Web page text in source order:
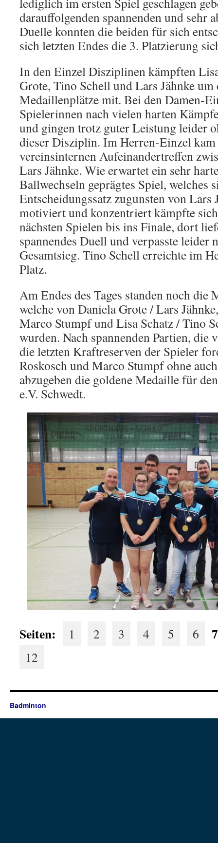
darauffolgenden spannenden und sehr
Duelle konnten die beiden für sich
sich letzten Endes die 3. Platzierung
In den Einzel Disziplinen kämpften
Grote, Tino Schell und Lars Jähnke um
Medaillenplätze mit. Bei den Damen-
Spielerinnen nach vielen harten
und gingen trotz guter Leistung leider
dieser Disziplin. Im Herren-Einzel kam
vereinsinternen Aufeinandertreffen
Lars Jähnke. Wie erwartet ein sehr
Ballwechseln geprägtes Spiel, welches
Entscheidungssatz zugunsten von Lars
motiviert und konzentriert kämpfte
nächsten Spielen bis ins Finale, dort
spannendes Duell und verpasste leider
Gesamtsieg. Tino Schell erreichte im
Platz.
Am Endes des Tages standen noch
welche von Daniela Grote / Lars
Marco Stumpf und Lisa Schatz / Tino
wurden. Nach spannenden Partien, die
die letzten Kraftreserven der Spieler
Roskosch und Marco Stumpf ohne
abzugeben die goldene Medaille für
e.V. Schwedt.
Seiten: 1 2 3 4 5 6 7
12
Badminton